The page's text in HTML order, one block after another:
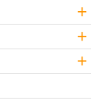
+
+
+